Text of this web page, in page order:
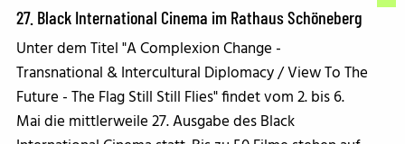
27. Black International Cinema im Rathaus Schöneberg
Unter dem Titel "A Complexion Change -
Transnational & Intercultural Diplomacy / View To The
Future - The Flag Still Still Flies" findet vom 2. bis 6.
Mai die mittlerweile 27. Ausgabe des Black